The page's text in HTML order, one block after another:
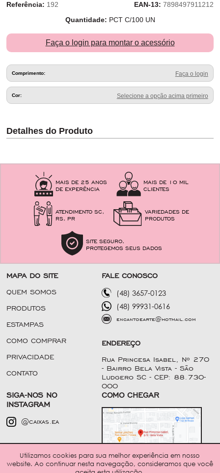
Referência: 192 EAN-13: 7898497911212
Quantidade: PCT C/100 UN
Faça o login para montar o acessório
Comprimento: Faça o login
Cor: Selecione a opção acima primeiro
Detalhes do Produto
Utilizamos cookies para sua melhor experiência em nosso
website. Ao continuar nesta navegação, consideramos que você
MAIS DE 25 ANOS
DE EXPERÊNCIA
MAIS DE 10 MIL
CLIENTES
ATENDIMENTO SC,
RS, PR
VARIEDADES DE
PRODUTOS
SITE SEGURO,
PROTEGEMOS SEUS DADOS
MAPA DO SITE
QUEM SOMOS
PRODUTOS
ESTAMPAS
COMO COMPRAR
PRIVACIDADE
CONTATO
FALE CONOSCO
(48) 3657-0123
(48) 99931-0616
encantoearte@hotmail.com
ENDEREÇO
Rua Princesa Isabel, Nº 270
- Bairro Bela Vista - São
Ludgero SC - CEP: 88.730-
000
SIGA-NOS NO
INSTAGRAM
@caixas.ea
COMO CHEGAR